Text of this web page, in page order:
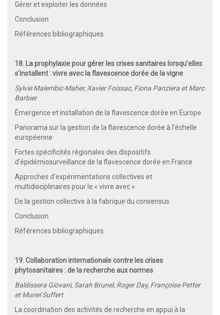
Gérer et exploiter les données
Conclusion
Références bibliographiques
18. La prophylaxie pour gérer les crises sanitaires lorsqu’elles
s’installent : vivre avec la flavescence dorée de la vigne
Sylvie Malembic-Maher, Xavier Foissac, Fiona Panziera et Marc
Barbier
Émergence et installation de la flavescence dorée en Europe
Panorama sur la gestion de la flavescence dorée à l’échelle
européenne
Fortes spécificités régionales des dispositifs
d’épidémiosurveillance de la flavescence dorée en France
Approches d’expérimentations collectives et
multidisciplinaires pour le « vivre avec »
De la gestion collective à la fabrique du consensus
Conclusion
Références bibliographiques
19. Collaboration internationale contre les crises
phytosanitaires : de la recherche aux normes
Baldissera Giovani, Sarah Brunel, Roger Day, Françoise Petter
et Muriel Suffert
La coordination des activités de recherche en appui à la